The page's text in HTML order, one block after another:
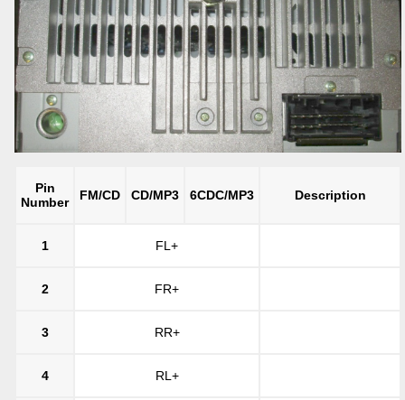
Pin
Number
FM/CD CD/MP3 6CDC/MP3 Description
1 FL+
2 FR+
3 RR+
4 RL+